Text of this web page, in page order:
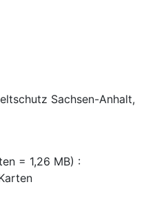
Sachsen-Anhalt,
= 1,26 MB) :